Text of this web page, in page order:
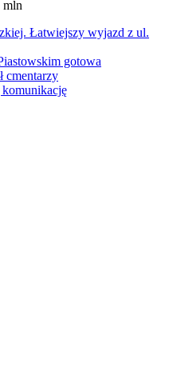
mln
Łatwiejszy wyjazd z ul.
gotowa
cmentarzy
komunikację